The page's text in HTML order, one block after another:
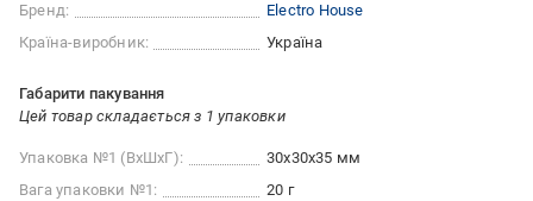
Бренд:
Electro House
Країна-виробник:
Україна
Габарити пакування
Цей товар складається з 1 упаковки
Упаковка №1 (ВхШхГ):
30x30x35 мм
Вага упаковки №1:
20 г